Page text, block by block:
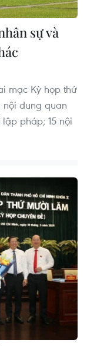
sự và
mạc Kỳ họp thứ
nội dung quan
pháp; 15 nội